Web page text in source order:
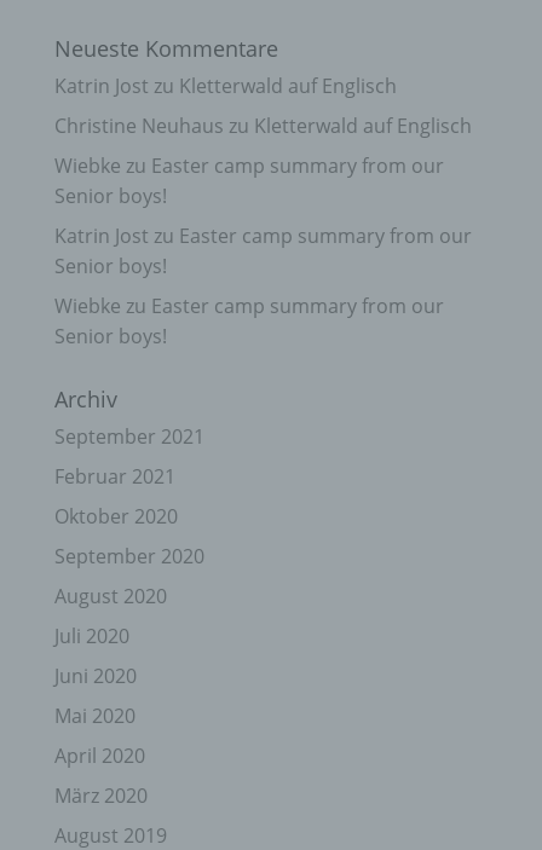
Neueste Kommentare
Katrin Jost zu Kletterwald auf Englisch
Christine Neuhaus zu Kletterwald auf Englisch
Wiebke zu Easter camp summary from our
Senior boys!
Katrin Jost zu Easter camp summary from our
Senior boys!
Wiebke zu Easter camp summary from our
Senior boys!
Archiv
September 2021
Februar 2021
Oktober 2020
September 2020
August 2020
Juli 2020
Juni 2020
Mai 2020
April 2020
März 2020
August 2019